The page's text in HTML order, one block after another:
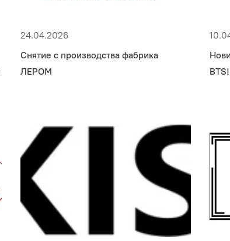
24.04.2026
Снятие с производства фабрика
ЛЕРОМ
BTS!